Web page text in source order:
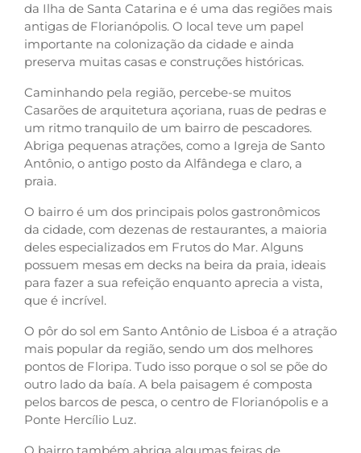
da Ilha de Santa Catarina e é uma das regiões mais
antigas de Florianópolis. O local teve um papel
importante na colonização da cidade e ainda
preserva muitas casas e construções históricas.
Caminhando pela região, percebe-se muitos
Casarões de arquitetura açoriana, ruas de pedras e
um ritmo tranquilo de um bairro de pescadores.
Abriga pequenas atrações, como a Igreja de Santo
Antônio, o antigo posto da Alfândega e claro, a
praia.
O bairro é um dos principais polos gastronômicos
da cidade, com dezenas de restaurantes, a maioria
deles especializados em Frutos do Mar. Alguns
possuem mesas em decks na beira da praia, ideais
para fazer a sua refeição enquanto aprecia a vista,
que é incrível.
O pôr do sol em Santo Antônio de Lisboa é a atração
mais popular da região, sendo um dos melhores
pontos de Floripa. Tudo isso porque o sol se põe do
outro lado da baía. A bela paisagem é composta
pelos barcos de pesca, o centro de Florianópolis e a
Ponte Hercílio Luz.